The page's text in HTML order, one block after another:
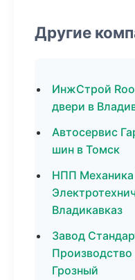
Другие
ИнжСтрой
двери в
Автосервис
шин в Томск
НПП Механика
Владикавказ
Завод
Грозный